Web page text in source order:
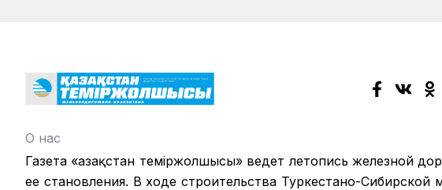
О нас
Газета «Қазақстан теміржолшысы» ведет летопись железной
ее становления. В ходе строительства Туркестано-Сибирской